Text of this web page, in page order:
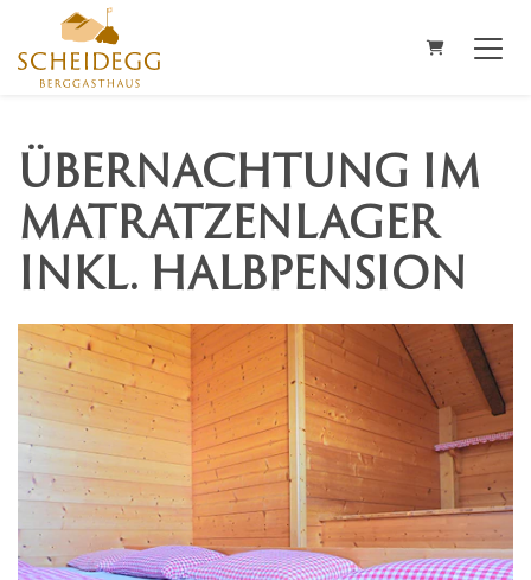
WARENKORB
ÜBERNACHTUNG IM
MATRATZENLAGER
INKL. HALBPENSION